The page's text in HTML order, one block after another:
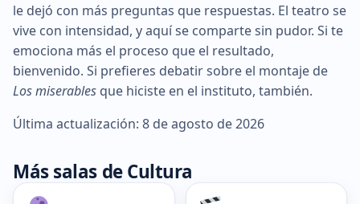
le dejó con más preguntas que respuestas. El teatro se
vive con intensidad, y aquí se comparte sin pudor. Si te
emociona más el proceso que el resultado,
bienvenido. Si prefieres debatir sobre el montaje de
Los miserables que hiciste en el instituto, también.
Última actualización: 8 de agosto de 2026
Más salas de Cultura